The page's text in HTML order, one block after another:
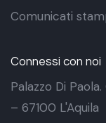
Comunicati
Connessi con noi
Palazzo Di
– 67100 L'Aquila